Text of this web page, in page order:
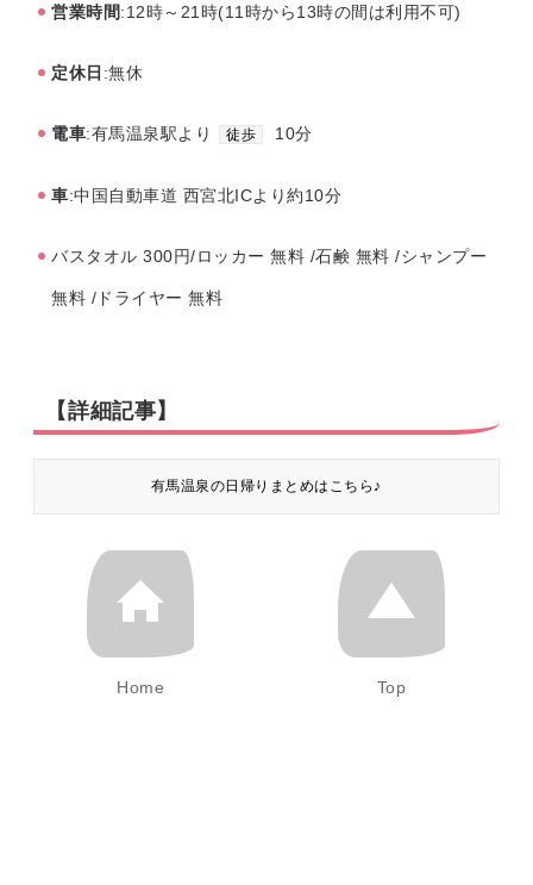
営業時間:12時～21時(11時から13時の間は利用不可)
定休日 :無休
電車:有馬温泉駅より 徒歩 10分
車:中国自動車道 西宮北ICより約10分
バスタオル 300円/ロッカー 無料 /石鹸 無料 /シャンプー
無料 /ドライヤー 無料
【詳細記事】
有馬温泉の日帰りまとめはこちら♪
Home Top